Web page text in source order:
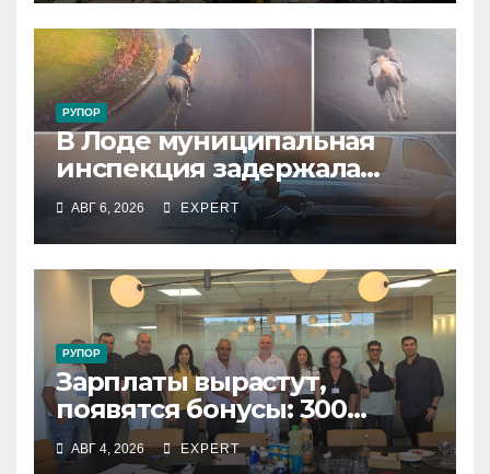
РУПОР
В Лоде муниципальная
инспекция задержала
подростка, устроившего
опасную скачку на лошади
по улицам города
АВГ 6, 2026 EXPERT
РУПОР
Зарплаты вырастут,
появятся бонусы: 300
сотрудников «Штраус»
получили новый
АВГ 4, 2026 EXPERT